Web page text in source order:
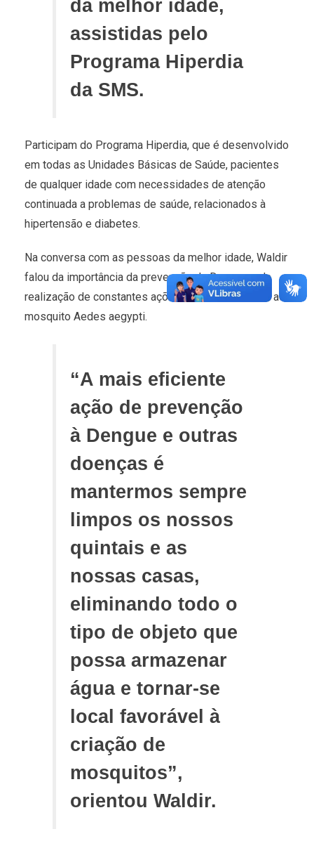
da melhor idade,
assistidas pelo
Programa Hiperdia
da SMS.
Participam do Programa Hiperdia, que é desenvolvido
em todas as Unidades Básicas de Saúde, pacientes
de qualquer idade com necessidades de atenção
continuada a problemas de saúde, relacionados à
hipertensão e diabetes.
Na conversa com as pessoas da melhor idade, Waldir
falou da importância da prevenção da Dengue e da
realização de constantes ações de enfrentamento ao
mosquito Aedes aegypti.
“A mais eficiente
ação de prevenção
à Dengue e outras
doenças é
mantermos sempre
limpos os nossos
quintais e as
nossas casas,
eliminando todo o
tipo de objeto que
possa armazenar
água e tornar-se
local favorável à
criação de
mosquitos”,
orientou Waldir.